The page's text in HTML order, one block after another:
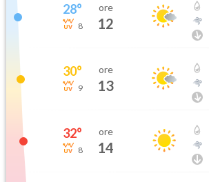
28°
8
ore
12
30°
9
ore
13
32°
8
ore
14